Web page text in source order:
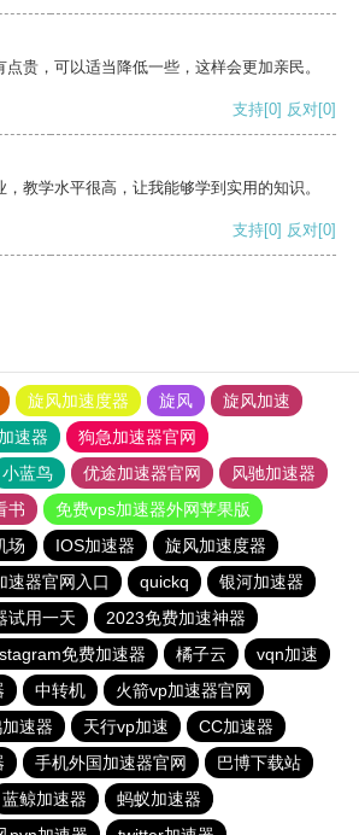
贵，可以适当降低一些，这样会更加亲民。
支持[0] 反对[0]
教学水平很高，让我能够学到实用的知识。
支持[0] 反对[0]
旋风加速度器 旋风
旋风加速
速器
狗急加速器官网
小蓝鸟 优途加速器官网
风驰加速器
书
免费vps加速器外网苹果版
场 IOS加速器
旋风加速度器
速器官网入口 quickq
银河加速器
试用一天
2023免费加速神器
免费加速器 橘子云
vqn加速
中转机
火箭vp加速器官网
速器 天行vp加速
CC加速器
手机外国加速器官网
巴博下载站
蓝鲸加速器
蚂蚁加速器